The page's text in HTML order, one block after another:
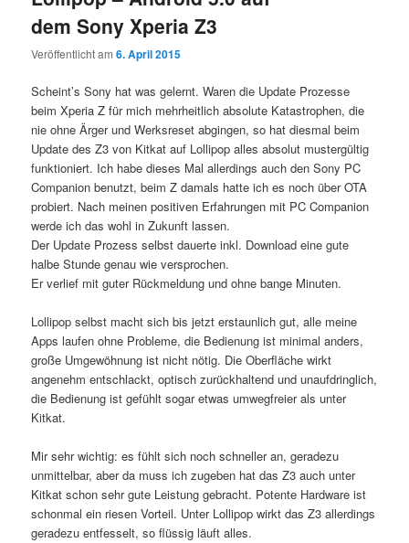
dem Sony Xperia Z3
Veröffentlicht am6. April 2015
Scheint’s Sony hat was gelernt. Waren die Update Prozesse
beim Xperia Z für mich mehrheitlich absolute Katastrophen, die
nie ohne Ärger und Werksreset abgingen, so hat diesmal beim
Update des Z3 von Kitkat auf Lollipop alles absolut mustergültig
funktioniert. Ich habe dieses Mal allerdings auch den Sony PC
Companion benutzt, beim Z damals hatte ich es noch über OTA
probiert. Nach meinen positiven Erfahrungen mit PC Companion
werde ich das wohl in Zukunft lassen.
Der Update Prozess selbst dauerte inkl. Download eine gute
halbe Stunde genau wie versprochen.
Er verlief mit guter Rückmeldung und ohne bange Minuten.
Lollipop selbst macht sich bis jetzt erstaunlich gut, alle meine
Apps laufen ohne Probleme, die Bedienung ist minimal anders,
große Umgewöhnung ist nicht nötig. Die Oberfläche wirkt
angenehm entschlackt, optisch zurückhaltend und unaufdringlich,
die Bedienung ist gefühlt sogar etwas umwegfreier als unter
Kitkat.
Mir sehr wichtig: es fühlt sich noch schneller an, geradezu
unmittelbar, aber da muss ich zugeben hat das Z3 auch unter
Kitkat schon sehr gute Leistung gebracht. Potente Hardware ist
schonmal ein riesen Vorteil. Unter Lollipop wirkt das Z3 allerdings
geradezu entfesselt, so flüssig läuft alles.